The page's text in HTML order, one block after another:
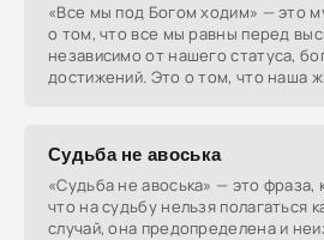
«Все мы под Богом ходим» — это
о том, что все мы равны перед
независимо от нашего статуса,
достижений. Это о том, что наша
Судьба не авоська
«Судьба не авоська» — это фраза,
что на судьбу нельзя полагаться
случай, она предопределена и